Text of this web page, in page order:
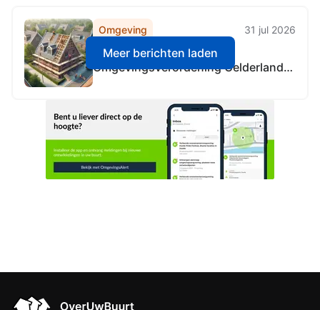
Omgeving 31 jul 2026
Provincie Gelderland
Omgevingsverordening Gelderland,
Meer berichten laden